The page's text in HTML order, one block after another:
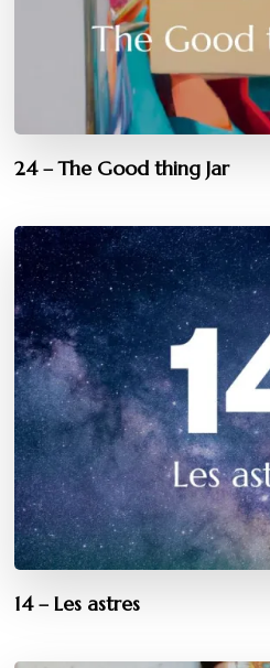
24 – The Good thing Jar
14 – Les astres